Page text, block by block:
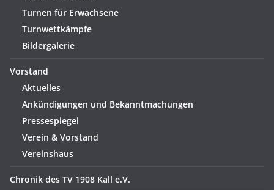
Turnen für Erwachsene
Turnwettkämpfe
Bildergalerie
Vorstand
Aktuelles
Ankündigungen und Bekanntmachungen
Pressespiegel
Verein & Vorstand
Vereinshaus
Chronik des TV 1908 Kall e.V.